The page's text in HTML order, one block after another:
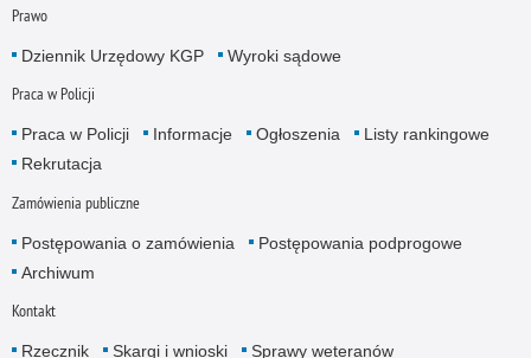
Prawo
Dziennik Urzędowy KGP Wyroki sądowe
Praca w Policji
Praca w Policji Informacje Ogłoszenia
Listy rankingowe
Rekrutacja
Zamówienia publiczne
Postępowania o zamówienia
Postępowania podprogowe
Archiwum
Kontakt
Rzecznik Skargi i wnioski Sprawy weteranów